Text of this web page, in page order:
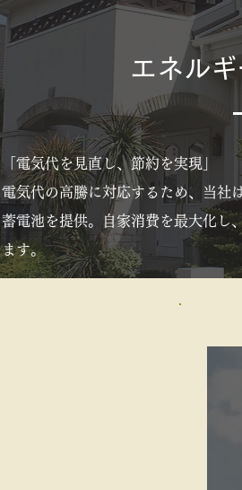
エネル
「電気代を見直し、節約を実現」
電気代の高騰に対応するため、当社
蓄電池を提供。自家消費を最大化し
ます。